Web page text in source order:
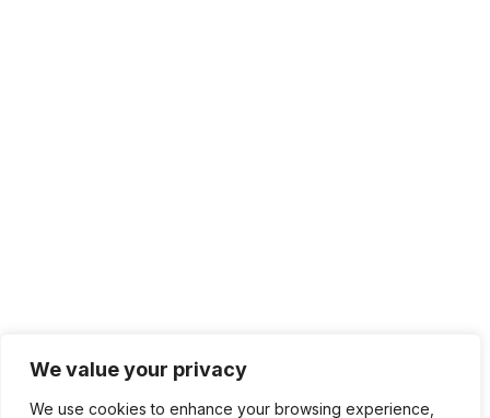
We value your privacy
We use cookies to enhance your browsing experience,